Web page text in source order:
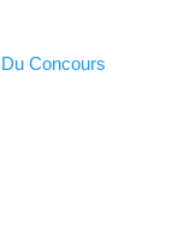
Concours